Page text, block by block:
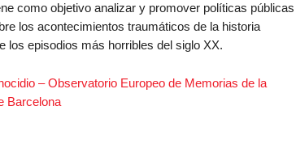
como objetivo analizar y promover políticas públicas
los acontecimientos traumáticos de la historia
los episodios más horribles del siglo XX.
– Observatorio Europeo de Memorias de la
Barcelona